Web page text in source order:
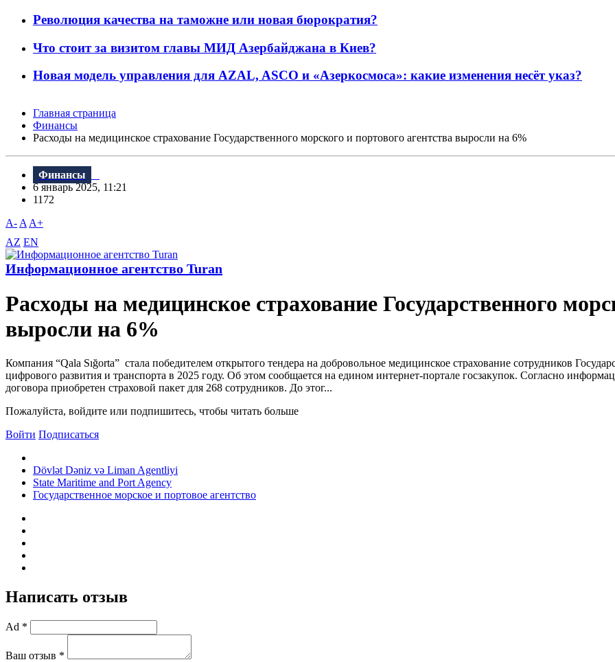
Революция качества на таможне или новая бюрократия?
Что стоит за визитом главы МИД Азербайджана в Киев?
Новая модель управления для AZAL, ASCO и «Азеркосмоса»: какие изменения несёт указ?
Главная страница
Финансы
Расходы на медицинское страхование Государственного морского и портового агентства выросли на 6%
Финансы
6 январь 2025, 11:21
1172
A- A A+
AZ EN
Информационное агентство Turan
Расходы на медицинское страхование Государственного
выросли на 6%
Компания “Qala Sığorta” стала победителем открытого тендера на добровольное медицинское страхование сотрудников
цифрового развития и транспорта в 2025 году. Об этом сообщается на едином интернет-портале госзакупок. Согласно
договора приобретен страховой пакет для 268 сотрудников. До этог...
Пожалуйста, войдите или подпишитесь, чтобы читать больше
Войти Подписаться
Dövlət Dəniz və Liman Agentliyi
State Maritime and Port Agency
Государственное морское и портовое агентство
Написать отзыв
Ad *
Ваш отзыв *